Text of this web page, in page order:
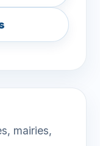
mairies,